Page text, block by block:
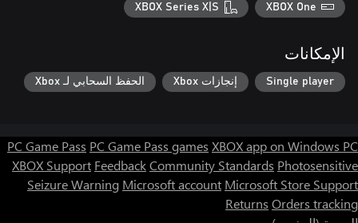
XBOX One
XBOX Series X|S
الإمكانات
Single player إنجازات Xbox الحفظ السحابي لـ Xbox
PC Game Pass PC Game Pass games XBOX app on Windows PC
XBOX Support FeedbackCommunity Standards Photosensitive
Seizure Warning Microsoft account Microsoft Store Support
Returns Orders tracking